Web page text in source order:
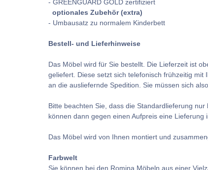
- GREENGUARD GOLD zertifiziert
optionales Zubehör (extra)
- Umbausatz zu normalem Kinderbett
Bestell- und Lieferhinweise
Das Möbel wird für Sie bestellt. Die Lieferzeit ist
geliefert. Diese setzt sich telefonisch frühzeitig
an die ausliefernde Spedition. Sie müssen sich
Bitte beachten Sie, dass die Standardlieferung
können dann gegen einen Aufpreis eine
Das Möbel wird von Ihnen montiert und
Farbwelt
Sie können bei den Romina Möbeln aus einer